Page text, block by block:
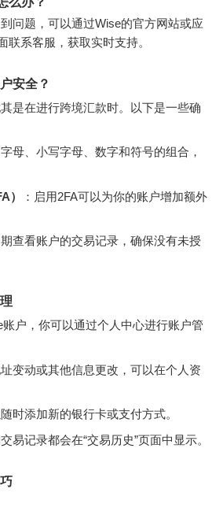
问题，可以通过Wise的官方网站或应
联系客服，获取实时支持。
安全？
是在进行跨境汇款时。以下是一些确
字母、小写字母、数字和符号的组合，
）
：启用2FA可以为你的账户增加额外
期查看账户的交易记录，确保没有未授
户，你可以通过个人中心进行账户管
址变动或其他信息更改，可以在个人资
随时添加新的银行卡或支付方式。
易记录都会在“交易历史”页面中显示。